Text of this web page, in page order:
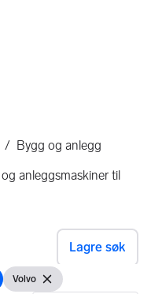
/ Bygg og anlegg
anleggsmaskiner til
Lagre søk
Vis filter
Volvo Fjern filteret